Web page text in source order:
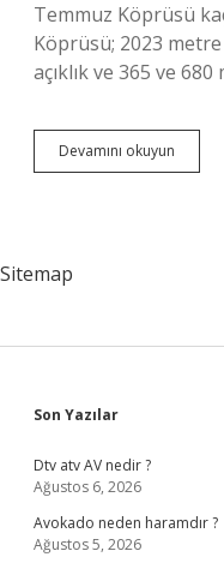
Temmuz Köprüsü
Köprüsü; 2023
açıklık ve 365 ve
Devamını okuyun
En
Sitemap
Sidebar
Son Yazılar
Dtv atv AV nedir ?
Ağustos 6, 2026
Avokado neden haramdır ?
Ağustos 5, 2026